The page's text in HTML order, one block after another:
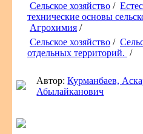
Сельское хозяйство /
технические основы
Агрохимия /
Сельское хозяйство /
отдельных территорий. /
Автор:Курманбаев,
Абылайканович